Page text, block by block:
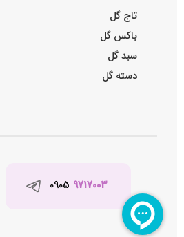
تاج گل
باکس گل
سبد گل
دسته گل
0905 9717003